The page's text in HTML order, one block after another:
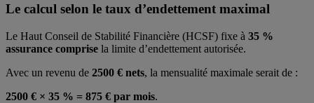
Le calcul selon le taux d’endettement maximal
Le Haut Conseil de Stabilité Financière (HCSF) fixe à 35 %
assurance comprise la limite d’endettement autorisée.
Avec un revenu de 2500 € nets, la mensualité maximale serait de :
2500 € × 35 % = 875 € par mois.